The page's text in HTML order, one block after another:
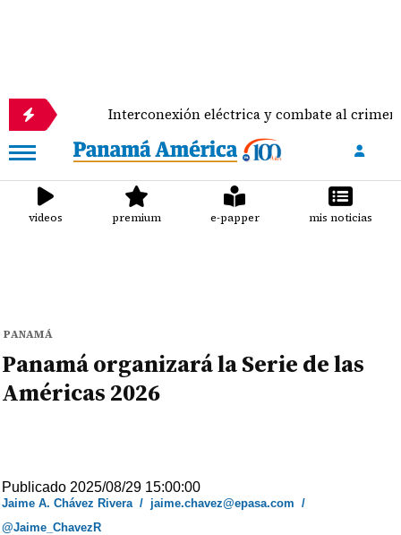
Interconexión eléctrica y combate al crimen
videos premium e-papper mis noticias
PANAMÁ
Panamá organizará la Serie de las
Américas 2026
Publicado 2025/08/29 15:00:00
Jaime A. Chávez Rivera/ jaime.chavez@epasa.com /
@Jaime_ChavezR